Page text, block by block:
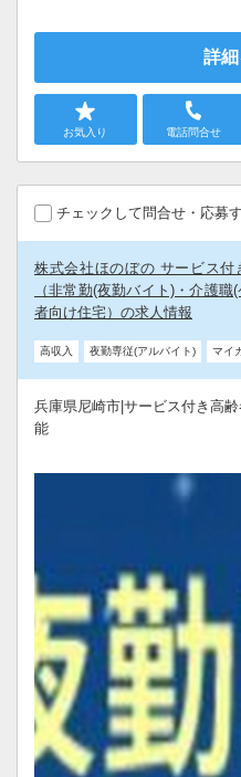
詳
お気入り 電話問合せ
チェックして問合せ・応募
株式会社ほのぼの サービス
（非常勤(夜勤バイト)・介護
者向け住宅）の求人情報
高収入 夜勤専従(アルバイト) マイ
兵庫県尼崎市|サービス付き高
能